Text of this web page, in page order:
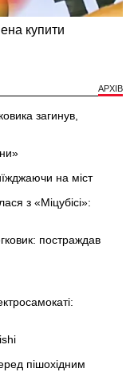
АРХІВ
загинув,
на міст
з «Міцубісі»:
постраждав
пішохідним